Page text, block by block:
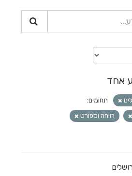
אחד
תחומים:
רווחה וספורט